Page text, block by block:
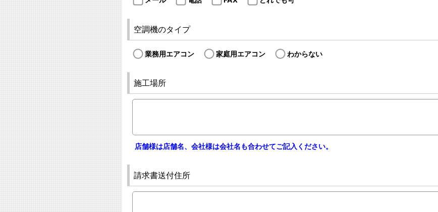
空調機のタイプ
業務用エアコン 家庭用エアコン わからない
施工場所
店舗様は店舗名、会社様は会社名も合わせてご記入ください。
請求書送付住所